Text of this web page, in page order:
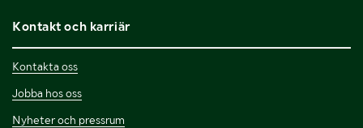
Kontakt och karriär
Kontakta oss
Jobba hos oss
Nyheter och pressrum